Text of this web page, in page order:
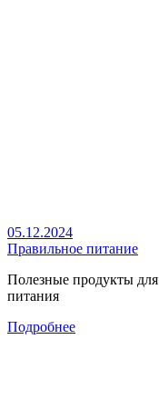
05.12.2024
Правильное питание
Полезные продукты
питания
Подробнее